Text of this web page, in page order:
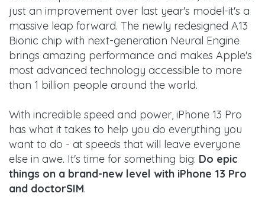
just an improvement over last year's model-it's a
massive leap forward. The newly redesigned A13
Bionic chip with next-generation Neural Engine
brings amazing performance and makes Apple's
most advanced technology accessible to more
than 1 billion people around the world.
With incredible speed and power, iPhone 13 Pro
has what it takes to help you do everything you
want to do - at speeds that will leave everyone
else in awe. It's time for something big: Do epic
things on a brand-new level with iPhone 13 Pro
and doctorSIM.